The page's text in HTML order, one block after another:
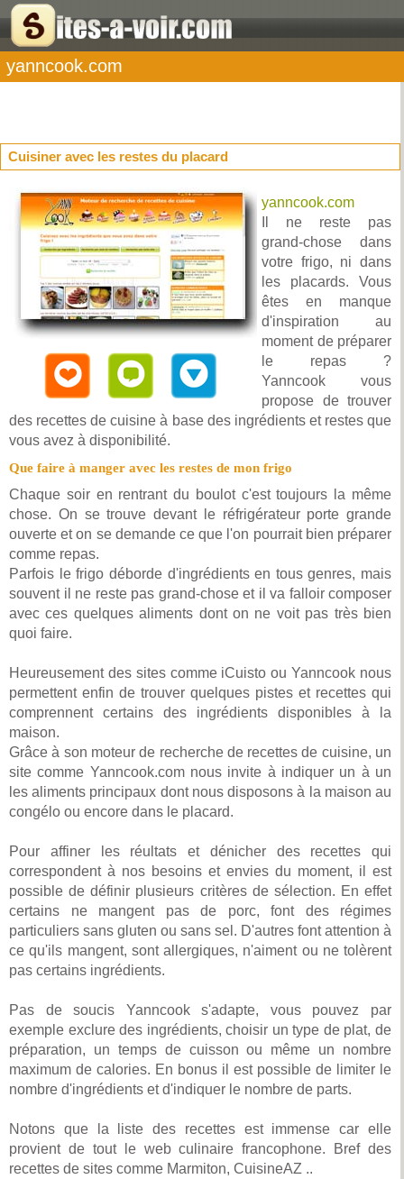
yanncook.com
Cuisiner avec les restes du placard
yanncook.com
Il ne reste pas
grand-chose dans
votre frigo, ni dans
les placards. Vous
êtes en manque
d'inspiration au
moment de préparer
le repas ?
Yanncook vous
propose de trouver
des recettes de cuisine à base des ingrédients et restes que
vous avez à disponibilité.
Que faire à manger avec les restes de mon frigo
Chaque soir en rentrant du boulot c'est toujours la même
chose. On se trouve devant le réfrigérateur porte grande
ouverte et on se demande ce que l'on pourrait bien préparer
comme repas.
Parfois le frigo déborde d'ingrédients en tous genres, mais
souvent il ne reste pas grand-chose et il va falloir composer
avec ces quelques aliments dont on ne voit pas très bien
quoi faire.
Heureusement des sites comme iCuisto ou Yanncook nous
permettent enfin de trouver quelques pistes et recettes qui
comprennent certains des ingrédients disponibles à la
maison.
Grâce à son moteur de recherche de recettes de cuisine, un
site comme Yanncook.com nous invite à indiquer un à un
les aliments principaux dont nous disposons à la maison au
congélo ou encore dans le placard.
Pour affiner les réultats et dénicher des recettes qui
correspondent à nos besoins et envies du moment, il est
possible de définir plusieurs critères de sélection. En effet
certains ne mangent pas de porc, font des régimes
particuliers sans gluten ou sans sel. D'autres font attention à
ce qu'ils mangent, sont allergiques, n'aiment ou ne tolèrent
pas certains ingrédients.
Pas de soucis Yanncook s'adapte, vous pouvez par
exemple exclure des ingrédients, choisir un type de plat, de
préparation, un temps de cuisson ou même un nombre
maximum de calories. En bonus il est possible de limiter le
nombre d'ingrédients et d'indiquer le nombre de parts.
Notons que la liste des recettes est immense car elle
provient de tout le web culinaire francophone. Bref des
recettes de sites comme Marmiton, CuisineAZ ..